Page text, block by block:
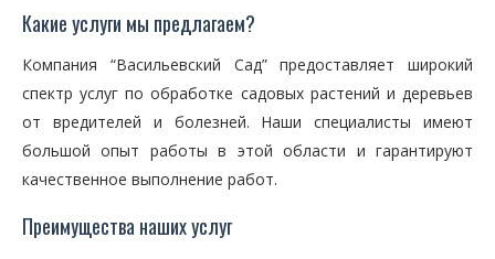
Какие услуги мы предлагаем?
Компания “Васильевский Сад” предоставляет широкий
спектр услуг по обработке садовых растений и деревьев
от вредителей и болезней. Наши специалисты имеют
большой опыт работы в этой области и гарантируют
качественное выполнение работ.
Преимущества наших услуг